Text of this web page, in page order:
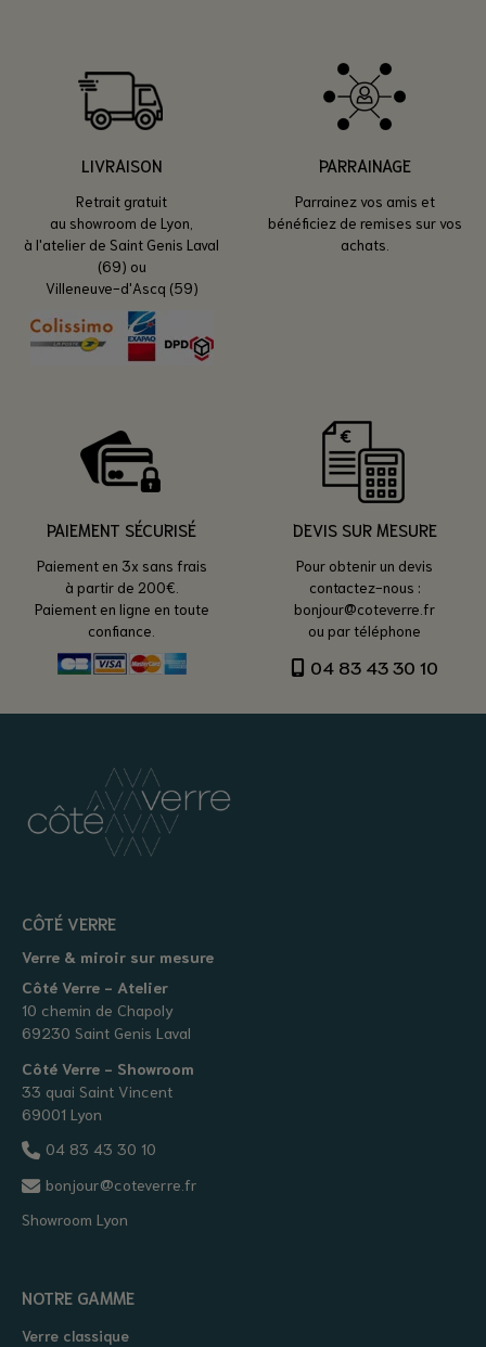
LIVRAISON
Retrait gratuit
au showroom de Lyon,
à l'atelier de Saint Genis Laval
(69) ou
Villeneuve-d'Ascq (59)
PARRAINAGE
Parrainez vos amis et
bénéficiez de remises sur vos
achats.
PAIEMENT SÉCURISÉ
Paiement en 3x sans frais
à partir de 200€.
Paiement en ligne en toute
confiance.
DEVIS SUR MESURE
Pour obtenir un devis
contactez-nous :
bonjour@coteverre.fr
ou par téléphone
04 83 43 30 10
CÔTÉ VERRE
Verre & miroir sur mesure
Côté Verre - Atelier
10 chemin de Chapoly
69230 Saint Genis Laval
Côté Verre - Showroom
33 quai Saint Vincent
69001 Lyon
04 83 43 30 10
bonjour@coteverre.fr
Showroom Lyon
NOTRE GAMME
Verre classique